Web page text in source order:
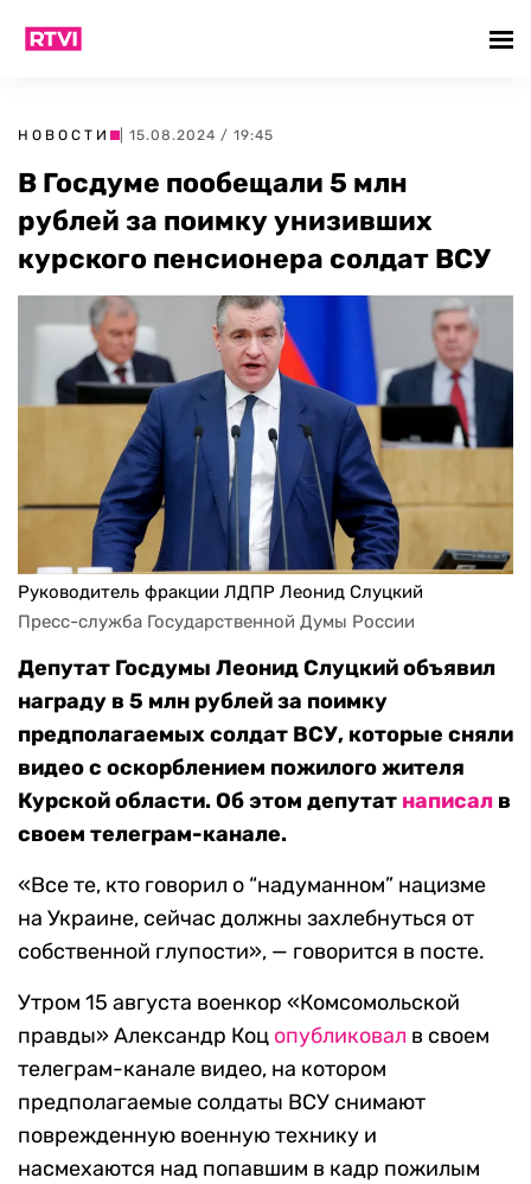
НОВОСТИ | 15.08.2024 / 19:45
В Госдуме пообещали 5 млн
рублей за поимку унизивших
курского пенсионера солдат ВСУ
Руководитель фракции ЛДПР Леонид Слуцкий
Пресс-служба Государственной Думы России
Депутат Госдумы Леонид Слуцкий объявил
награду в 5 млн рублей за поимку
предполагаемых солдат ВСУ, которые сняли
видео с оскорблением пожилого жителя
Курской области. Об этом депутат написал в
своем телеграм-канале.
«Все те, кто говорил о “надуманном” нацизме
на Украине, сейчас должны захлебнуться от
собственной глупости», — говорится в посте.
Утром 15 августа военкор «Комсомольской
правды» Александр Коц опубликовал в своем
телеграм-канале видео, на котором
предполагаемые солдаты ВСУ снимают
поврежденную военную технику и
насмехаются над попавшим в кадр пожилым